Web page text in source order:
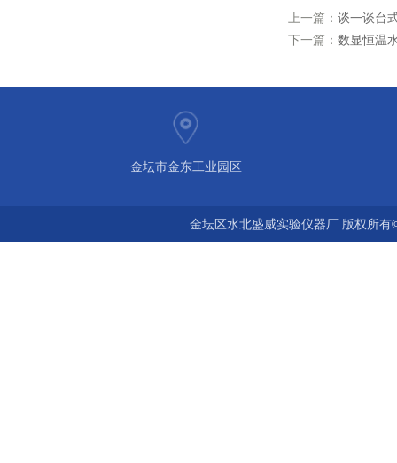
上一篇： 谈一谈台
下一篇： 数显恒温
金坛市金东工业园区
金坛区水北盛威实验仪器厂 版权所